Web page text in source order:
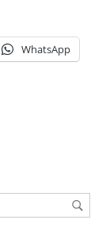
WhatsApp